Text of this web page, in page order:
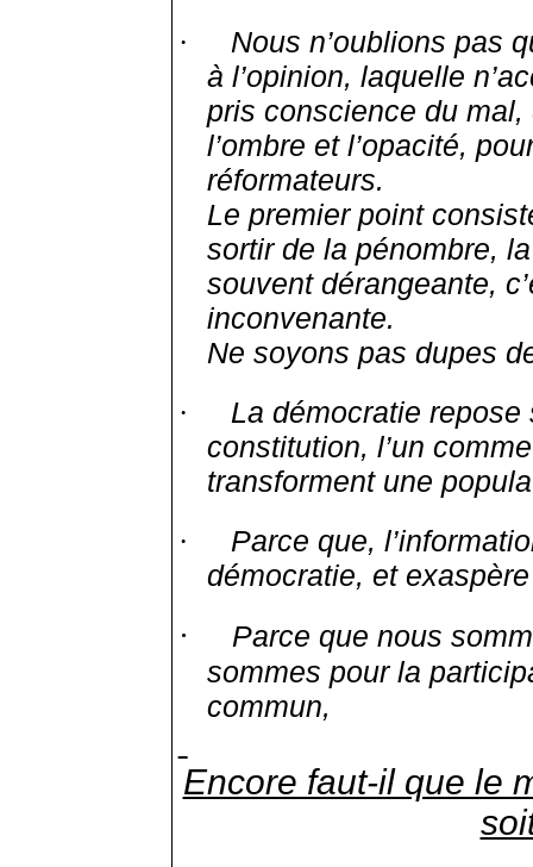
·
Nous n’oublions pas
à l’opinion, laquelle
pris conscience du
l’ombre et l’opacité,
réformateurs.
Le premier point
sortir de la pénombre,
souvent dérangeante,
inconvenante.
Ne soyons pas dupes
·
La démocratie
constitution, l’un
transforment une
·
Parce que,
démocratie, et
·
Parce que nous
sommes pour la
commun,
Encore faut-il que le